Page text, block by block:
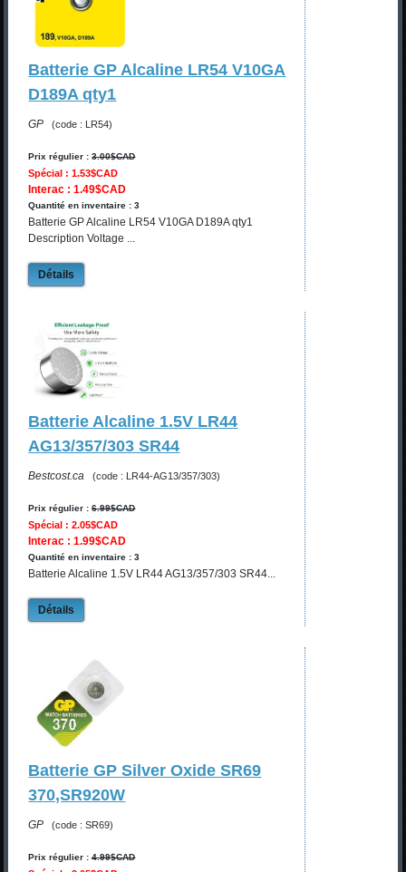
Batterie GP Alcaline LR54 V10GA
D189A qty1
GP (code : LR54)
Prix régulier :3.00$CAD
Spécial : 1.53$CAD
Interac : 1.49$CAD
Quantité en inventaire : 3
Batterie GP Alcaline LR54 V10GA D189A qty1
Description Voltage ...
Détails
Batterie Alcaline 1.5V LR44
AG13/357/303 SR44
Bestcost.ca (code : LR44-AG13/357/303)
Prix régulier :6.99$CAD
Spécial : 2.05$CAD
Interac : 1.99$CAD
Quantité en inventaire : 3
Batterie Alcaline 1.5V LR44 AG13/357/303 SR44...
Détails
Batterie GP Silver Oxide SR69
370,SR920W
GP (code : SR69)
Prix régulier :4.99$CAD